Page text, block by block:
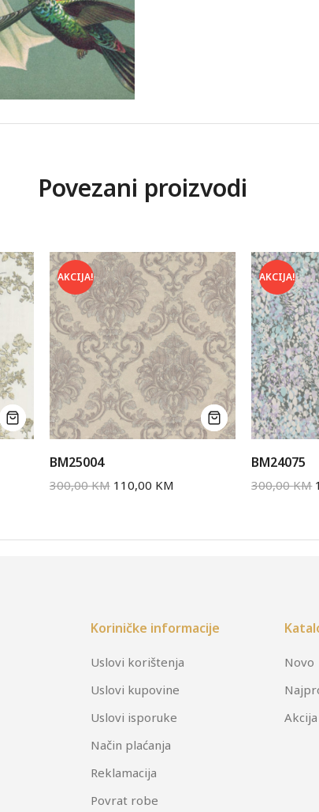
Povezani proizvodi
AKCIJA!
BM25004
300,00KM 110,00 KM
AKCIJA!
BM24075
300,00KM
Koriničke informacije
Uslovi korištenja
Uslovi kupovine
Uslovi isporuke
Način plaćanja
Reklamacija
Povrat robe
Novo
Akcija